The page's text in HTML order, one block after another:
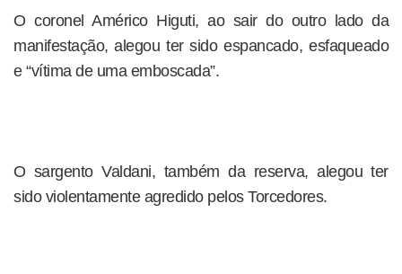
O coronel Américo Higuti, ao sair do outro lado da
manifestação, alegou ter sido espancado, esfaqueado
e “vítima de uma emboscada”.
O sargento Valdani, também da reserva, alegou ter
sido violentamente agredido pelos Torcedores.